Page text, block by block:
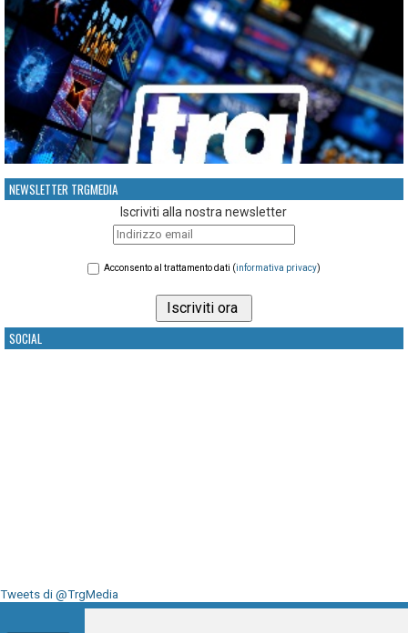
NEWSLETTER TRGMEDIA
Iscriviti alla nostra newsletter
Acconsento al trattamento dati (informativa privacy)
SOCIAL
Tweets di @TrgMedia